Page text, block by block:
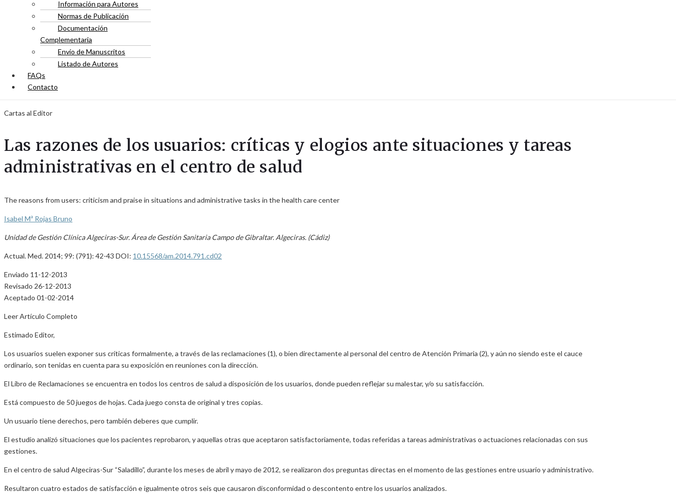
Información para Autores
Normas de Publicación
Documentación
Complementaria
Envío de Manuscritos
Listado de Autores
FAQs
Contacto
Cartas al Editor
Las razones de los usuarios: críticas y elogios ante situaciones y tareas
administrativas en el centro de salud
The reasons from users: criticism and praise in situations and administrative tasks in the health care center
Isabel Mª Rojas Bruno
Unidad de Gestión Clínica Algeciras-Sur. Área de Gestión Sanitaria Campo de Gibraltar. Algeciras. (Cádiz)
Actual. Med. 2014; 99: (791): 42-43 DOI: 10.15568/am.2014.791.cd02
Enviado 11-12-2013
Revisado 26-12-2013
Aceptado 01-02-2014
Leer Artículo Completo
Estimado Editor,
Los usuarios suelen exponer sus críticas formalmente, a través de las reclamaciones (1), o bien directamente al personal del centro de Atención Primaria (2), y aún no siendo este el cauce
ordinario, son tenidas en cuenta para su exposición en reuniones con la dirección.
El Libro de Reclamaciones se encuentra en todos los centros de salud a disposición de los usuarios, donde pueden reflejar su malestar, y/o su satisfacción.
Está compuesto de 50 juegos de hojas. Cada juego consta de original y tres copias.
Un usuario tiene derechos, pero también deberes que cumplir.
El estudio analizó situaciones que los pacientes reprobaron, y aquellas otras que aceptaron satisfactoriamente, todas referidas a tareas administrativas o actuaciones relacionadas con sus
gestiones.
En el centro de salud Algeciras-Sur “Saladillo”, durante los meses de abril y mayo de 2012, se realizaron dos preguntas directas en el momento de las gestiones entre usuario y administrativo.
Resultaron cuatro estados de satisfacción e igualmente otros seis que causaron disconformidad o descontento entre los usuarios analizados.